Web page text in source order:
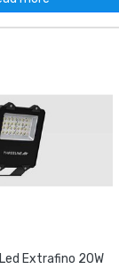
Extrafino 20W